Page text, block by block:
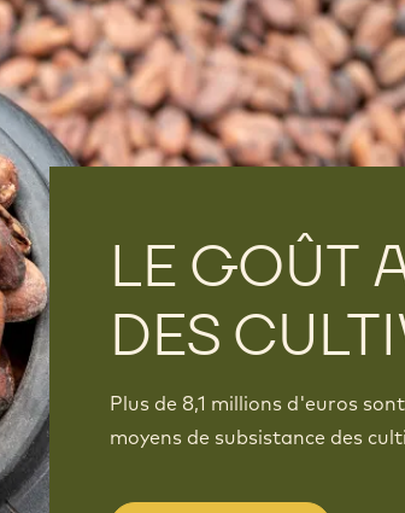
LE GOÛT
DES
Plus de 8,1 millions d'euros
moyens de subsistance des